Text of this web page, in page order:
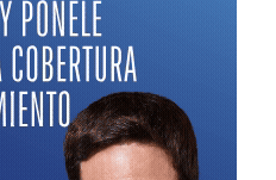
Mi ANSES
app Mi Argentina